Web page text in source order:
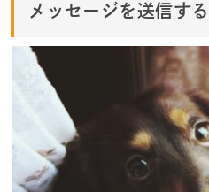
メッセージを送信す